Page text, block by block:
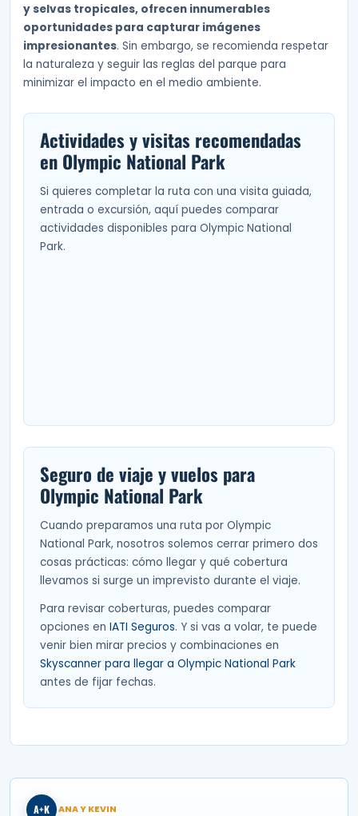
y selvas tropicales, ofrecen innumerables
oportunidades para capturar imágenes
impresionantes. Sin embargo, se recomienda respetar
la naturaleza y seguir las reglas del parque para
minimizar el impacto en el medio ambiente.
Actividades y visitas recomendadas
en Olympic National Park
Si quieres completar la ruta con una visita guiada,
entrada o excursión, aquí puedes comparar
actividades disponibles para Olympic National
Park.
Seguro de viaje y vuelos para
Olympic National Park
Cuando preparamos una ruta por Olympic
National Park, nosotros solemos cerrar primero dos
cosas prácticas: cómo llegar y qué cobertura
llevamos si surge un imprevisto durante el viaje.
Para revisar coberturas, puedes comparar
opciones en IATI Seguros. Y si vas a volar, te puede
venir bien mirar precios y combinaciones en
Skyscanner para llegar a Olympic National Park
antes de fijar fechas.
A+K ANA Y KEVIN